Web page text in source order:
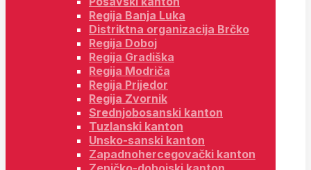
Regija Banja Luka
Distriktna organizacija Brčko
Regija Doboj
Regija Gradiška
Regija Modriča
Regija Prijedor
Regija Zvornik
Srednjobosanski kanton
Tuzlanski kanton
Unsko-sanski kanton
Zapadnohercegovački kanton